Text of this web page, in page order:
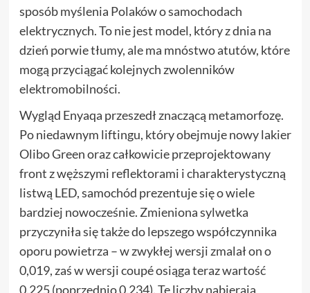
sposób myślenia Polaków o samochodach
elektrycznych. To nie jest model, który z dnia na
dzień porwie tłumy, ale ma mnóstwo atutów, które
mogą przyciągać kolejnych zwolenników
elektromobilności.
Wygląd Enyaqa przeszedł znaczącą metamorfozę.
Po niedawnym liftingu, który obejmuje nowy lakier
Olibo Green oraz całkowicie przeprojektowany
front z węższymi reflektorami i charakterystyczną
listwą LED, samochód prezentuje się o wiele
bardziej nowocześnie. Zmieniona sylwetka
przyczyniła się także do lepszego współczynnika
oporu powietrza – w zwykłej wersji zmalał on o
0,019, zaś w wersji coupé osiąga teraz wartość
0,225 (poprzednio 0,234). Te liczby nabierają